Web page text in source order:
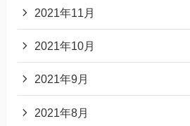
2021年11月
2021年10月
2021年9月
2021年8月